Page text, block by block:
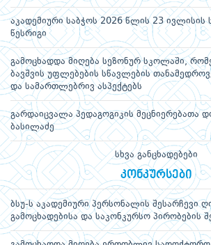
აკადემიური საბჭოს 2026 წლის 23 ივლისის
წესრიგი
გამოცხადდა მიღება სეზონურ სკოლაში,
ბავშვის უფლებების სწავლების
და სამართლებრივ ასპექტებს
გარდაიცვალა პედაგოგიკის მეცნიერებათა
ბასილაძე
სხვა განცხადებები
კონკურსები
ბსუ-ს აკადემიური პერსონალის შესარჩევი
გამოცხადებისა და საკონკურსო პირობების